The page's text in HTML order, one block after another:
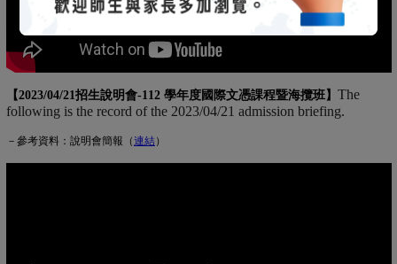
(另開新視窗)
【2023/04/21招生說明會-112 學年度國際文憑課程暨海攬班】 The
following is the record of the 2023/04/21 admission briefing.
－參考資料：說明會簡報（連結(另開新視窗)
）